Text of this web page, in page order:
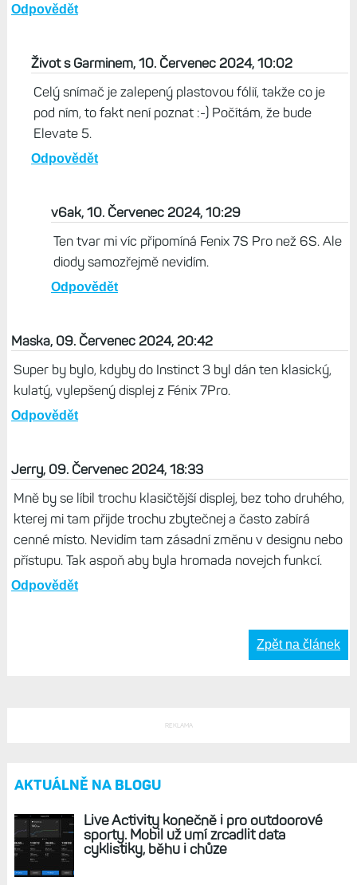
Odpovědět
Život s Garminem, 10. Červenec 2024, 10:02
Celý snímač je zalepený plastovou fólií, takže co je
pod ním, to fakt není poznat :-) Počítám, že bude
Elevate 5.
Odpovědět
v6ak, 10. Červenec 2024, 10:29
Ten tvar mi víc připomíná Fenix 7S Pro než 6S. Ale
diody samozřejmě nevidím.
Odpovědět
Maska, 09. Červenec 2024, 20:42
Super by bylo, kdyby do Instinct 3 byl dán ten klasický,
kulatý, vylepšený displej z Fénix 7Pro.
Odpovědět
Jerry, 09. Červenec 2024, 18:33
Mně by se líbil trochu klasičtější displej, bez toho druhého,
kterej mi tam přijde trochu zbytečnej a často zabírá
cenné místo. Nevidím tam zásadní změnu v designu nebo
přístupu. Tak aspoň aby byla hromada novejch funkcí.
Odpovědět
Zpět na článek
REKLAMA
AKTUÁLNĚ NA BLOGU
Live Activity konečně i pro outdoorové
sporty. Mobil už umí zrcadlit data
cyklistiky, běhu i chůze